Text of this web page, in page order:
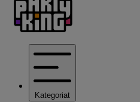
Kategoriat